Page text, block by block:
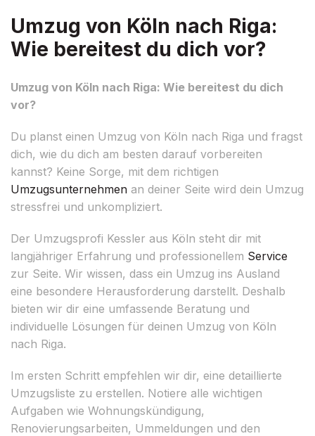
Umzug von Köln nach Riga:
Wie bereitest du dich vor?
Umzug von Köln nach Riga: Wie bereitest du dich
vor?
Du planst einen Umzug von Köln nach Riga und fragst
dich, wie du dich am besten darauf vorbereiten
kannst? Keine Sorge, mit dem richtigen
Umzugsunternehmen an deiner Seite wird dein Umzug
stressfrei und unkompliziert.
Der Umzugsprofi Kessler aus Köln steht dir mit
langjähriger Erfahrung und professionellem Service
zur Seite. Wir wissen, dass ein Umzug ins Ausland
eine besondere Herausforderung darstellt. Deshalb
bieten wir dir eine umfassende Beratung und
individuelle Lösungen für deinen Umzug von Köln
nach Riga.
Im ersten Schritt empfehlen wir dir, eine detaillierte
Umzugsliste zu erstellen. Notiere alle wichtigen
Aufgaben wie Wohnungskündigung,
Renovierungsarbeiten, Ummeldungen und den